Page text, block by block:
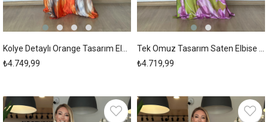
Kolye Detaylı Orange Tasarım Elbise Askı00210
₺4.749,99
Tek Omuz Tasarım Saten Elbise Askı00209
₺4.719,99
New
Item
New
Item